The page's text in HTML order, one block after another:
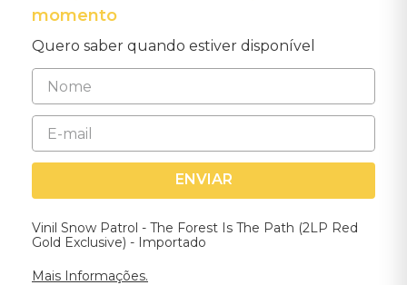
momento
Quero saber quando estiver disponível
ENVIAR
Vinil Snow Patrol - The Forest Is The Path (2LP Red
Gold Exclusive) - Importado
Mais Informações.